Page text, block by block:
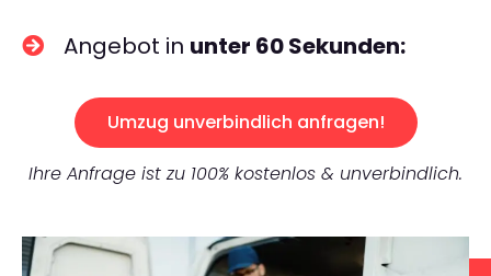
Angebot in unter 60 Sekunden:
Umzug unverbindlich anfragen!
Ihre Anfrage ist zu 100% kostenlos & unverbindlich.